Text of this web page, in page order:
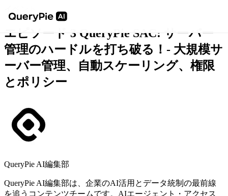
エピソード 3 QueryPie SAC: サーバー
管理のハードルを打ち破る！- 大規模サ
ーバー管理、自動スケーリング、権限
とポリシー
QueryPie AI編集部
QueryPie AI編集部は、企業のAI活用とデータ統制の最前線
を追うコンテンツチームです。AIエージェント・アクセス